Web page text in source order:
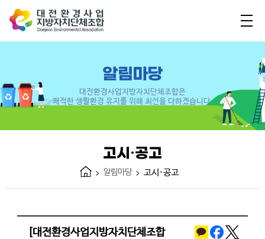
알림마당
대전환경사업지방자치단체조합은
쾌적한 생활환경 유지를 위해 최선을 다하겠습니다.
고시·공고
알림마당 고시·공고
[대전환경사업지방자치단체조합